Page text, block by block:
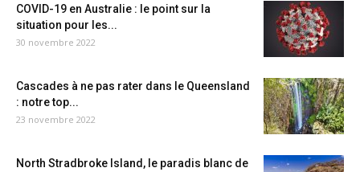
COVID-19 en Australie : le point sur la
situation pour les...
30 novembre 2022
Cascades à ne pas rater dans le Queensland
: notre top...
23 novembre 2022
North Stradbroke Island, le paradis blanc de